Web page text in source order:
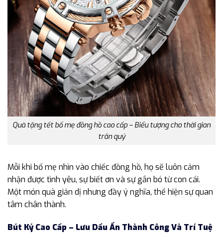
Quà tặng tết bố mẹ đồng hồ cao cấp – Biểu tượng cho thời gian
trân quý
Mỗi khi bố mẹ nhìn vào chiếc đồng hồ, họ sẽ luôn cảm
nhận được tình yêu, sự biết ơn và sự gắn bó từ con cái.
Một món quà giản dị nhưng đầy ý nghĩa, thể hiện sự quan
tâm chân thành.
Bút Ký Cao Cấp – Lưu Dấu Ấn Thành Công Và Trí Tuệ